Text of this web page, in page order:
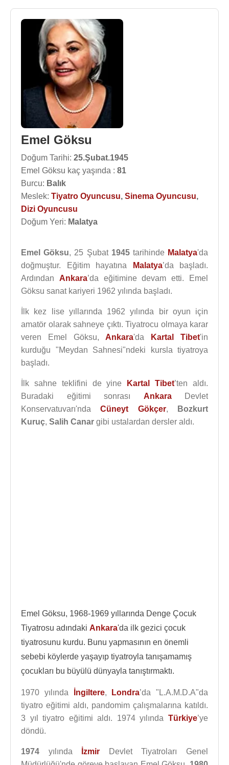
Emel Göksu
Doğum Tarihi: 25.Şubat.1945
Emel Göksu kaç yaşında : 81
Burcu: Balık
Meslek: Tiyatro Oyuncusu, Sinema Oyuncusu,
Dizi Oyuncusu
Doğum Yeri: Malatya
Emel Göksu, 25 Şubat 1945tarihinde Malatya'da
doğmuştur. Eğitim hayatına
Malatya’da başladı.
Ardından Ankara’da eğitimine devam etti. Emel
Göksu sanat kariyeri 1962 yılında başladı.
İlk kez lise yıllarında 1962 yılında bir oyun için
amatör olarak sahneye çıktı. Tiyatrocu olmaya karar
veren Emel Göksu,Ankara'da Kartal Tibet'in
kurduğu "Meydan Sahnesi"ndeki kursla tiyatroya
başladı.
İlk sahne teklifini de yine Kartal Tibet’ten aldı.
Buradaki eğitimi sonrası AnkaraDevlet
Konservatuvarı'ndaCüneyt Gökçer,
Bozkurt
Kuruç, Salih Canar gibi ustalardan dersler aldı.
Emel Göksu, 1968-1969 yıllarında Denge Çocuk
Tiyatrosu adındaki Ankara'da ilk gezici çocuk
tiyatrosunu kurdu. Bunu yapmasının en önemli
sebebi köylerde yaşayıp tiyatroyla tanışamamış
çocukları bu büyülü dünyayla tanıştırmaktı.
1970 yılında İngiltere, Londra’da "L.A.M.D.A"da
tiyatro eğitimi aldı, pandomim çalışmalarına katıldı.
3 yıl tiyatro eğitimi aldı. 1974 yılında Türkiye’ye
döndü.
1974 yılında İzmir Devlet Tiyatroları Genel